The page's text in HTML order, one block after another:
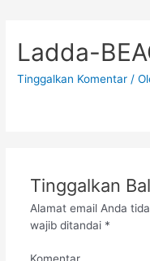
Ladda-
Tinggalkan Komentar /
Tinggalkan
Alamat email Anda
wajib ditandai *